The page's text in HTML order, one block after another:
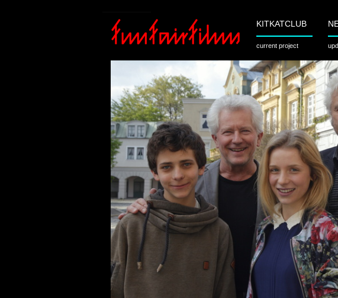
KITKATCLUB
current project